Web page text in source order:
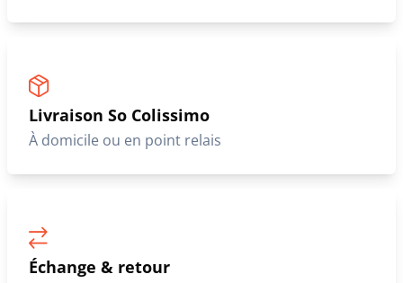
Livraison So Colissimo
À domicile ou en point relais
Échange & retour